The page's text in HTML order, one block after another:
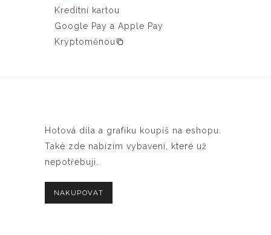
Kreditní kartou
Google Pay a Apple Pay
Kryptoměnou
Hotová díla a grafiku koupíš na eshopu.
Také zde nabízím vybavení, které už
nepotřebuji.
NAKUPOVAT